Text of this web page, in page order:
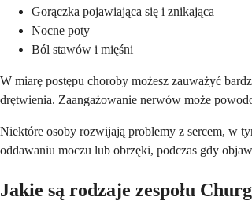
Gorączka pojawiająca się i znikająca
Nocne poty
Ból stawów i mięśni
W miarę postępu choroby możesz zauważyć
drętwienia. Zaangażowanie nerwów może
Niektóre osoby rozwijają problemy z sercem, w
oddawaniu moczu lub obrzęki, podczas gdy
Jakie są rodzaje zespołu